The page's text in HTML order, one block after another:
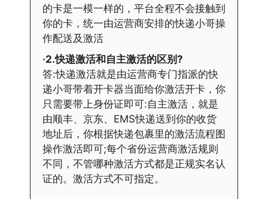
的卡是一模一样的，平台全程不会接触到
你的卡，统一由运营商安排的快递小哥操
作配送及激活
·2.快递激活和自主激活的区别?
答:快递激活就是由运营商专门指派的快
递小哥带着开卡器当面给你激活开卡，你
只需要带上身份证即可:自主激活，就是
由顺丰、京东、EMS快递送到你的收货
地址后，你根据快递包裹里的激活流程图
操作激活即可;每个省份运营商激活规则
不同，不管哪种激活方式都是正规实名认
证的。激活方式不可指定。